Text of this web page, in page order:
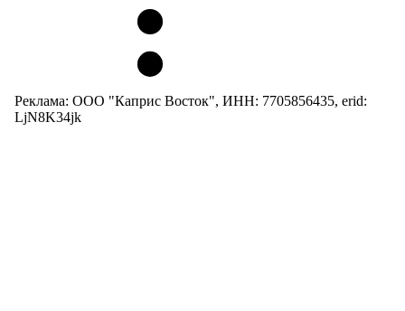
Реклама: ООО "Каприс Восток", ИНН: 7705856435, erid:
LjN8K34jk